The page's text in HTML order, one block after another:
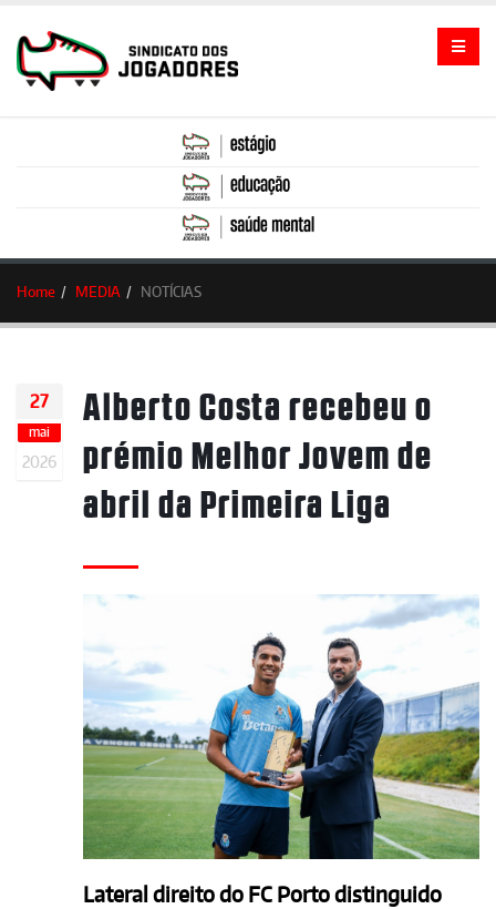
Home MEDIA NOTÍCIAS
27
mai
2026
Alberto Costa recebeu o
prémio Melhor Jovem de
abril da Primeira Liga
Lateral direito do FC Porto distinguido